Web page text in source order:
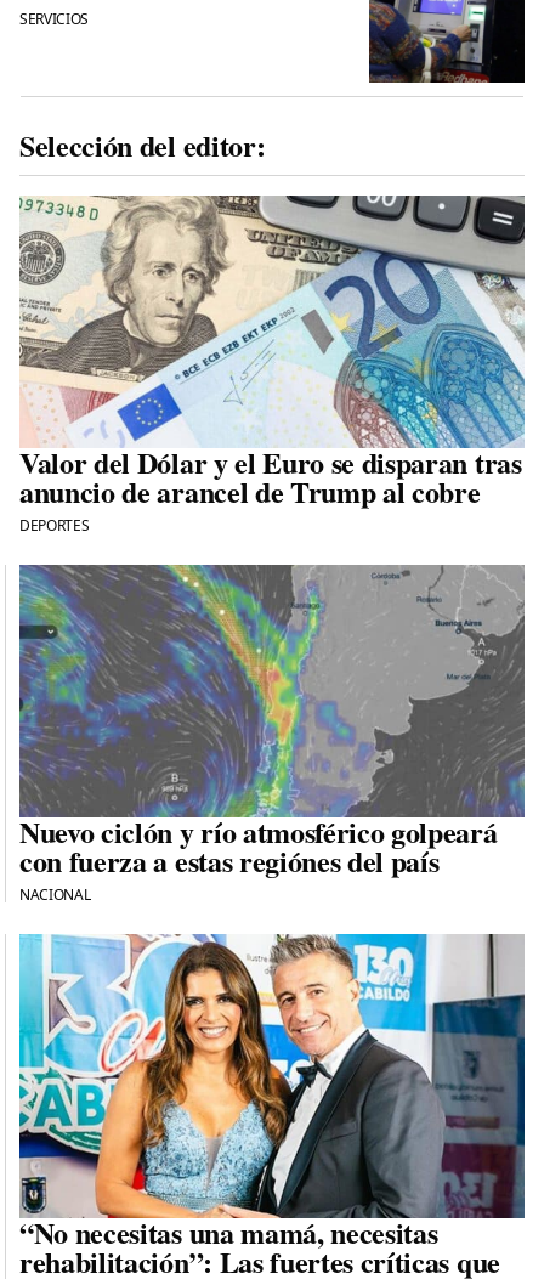
SERVICIOS
Selección del editor:
Valor del Dólar y el Euro se disparan tras
anuncio de arancel de Trump al cobre
DEPORTES
Nuevo ciclón y río atmosférico golpeará
con fuerza a estas regiónes del país
NACIONAL
“No necesitas una mamá, necesitas
rehabilitación”: Las fuertes críticas que